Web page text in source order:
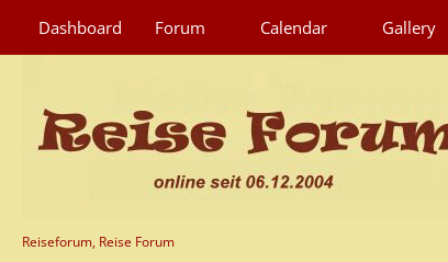
Dashboard Forum Calendar Gallery
Reiseforum, Reise Forum